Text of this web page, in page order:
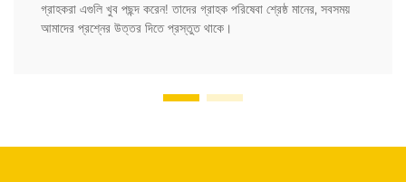
গ্রাহকরা এগুলি খুব পছন্দ করেন! তাদের গ্রাহক পরিষেবা শ্রেষ্ঠ মানের, সবসময়
আমাদের প্রশ্নের উত্তর দিতে প্রস্তুত থাকে।